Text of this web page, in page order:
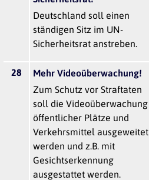
Deutschland soll einen
ständigen Sitz im UN-
Sicherheitsrat anstreben.
28
Mehr Videoüberwachung!
Zum Schutz vor Straftaten
soll die Videoüberwachung
öffentlicher Plätze und
Verkehrsmittel ausgeweitet
werden und z.B. mit
Gesichtserkennung
ausgestattet werden.